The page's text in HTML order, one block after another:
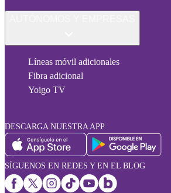
Líneas móvil adicionales
Fibra adicional
Yoigo TV
DESCARGA NUESTRA APP
SÍGUENOS EN REDES Y EN EL BLOG